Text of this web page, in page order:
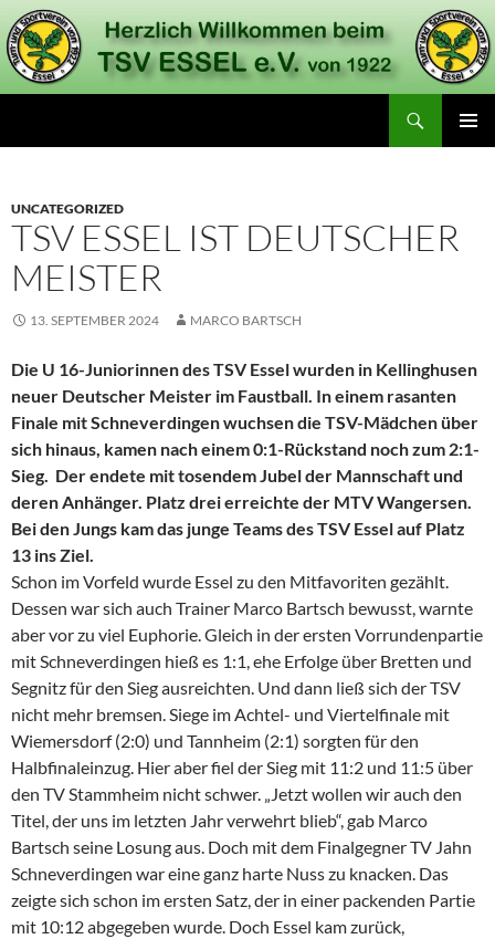
Zum
Inhalt
springen
UNCATEGORIZED
TSV ESSEL IST DEUTSCHER
MEISTER
13. SEPTEMBER 2024 MARCO BARTSCH
Die U 16-Juniorinnen des TSV Essel wurden in Kellinghusen
neuer Deutscher Meister im Faustball. In einem rasanten
Finale mit Schneverdingen wuchsen die TSV-Mädchen über
sich hinaus, kamen nach einem 0:1-Rückstand noch zum 2:1-
Sieg. Der endete mit tosendem Jubel der Mannschaft und
deren Anhänger. Platz drei erreichte der MTV Wangersen.
Bei den Jungs kam das junge Teams des TSV Essel auf Platz
13 ins Ziel.
Schon im Vorfeld wurde Essel zu den Mitfavoriten gezählt.
Dessen war sich auch Trainer Marco Bartsch bewusst, warnte
aber vor zu viel Euphorie. Gleich in der ersten Vorrundenpartie
mit Schneverdingen hieß es 1:1, ehe Erfolge über Bretten und
Segnitz für den Sieg ausreichten. Und dann ließ sich der TSV
nicht mehr bremsen. Siege im Achtel- und Viertelfinale mit
Wiemersdorf (2:0) und Tannheim (2:1) sorgten für den
Halbfinaleinzug. Hier aber fiel der Sieg mit 11:2 und 11:5 über
den TV Stammheim nicht schwer. „Jetzt wollen wir auch den
Titel, der uns im letzten Jahr verwehrt blieb“, gab Marco
Bartsch seine Losung aus. Doch mit dem Finalgegner TV Jahn
Schneverdingen war eine ganz harte Nuss zu knacken. Das
zeigte sich schon im ersten Satz, der in einer packenden Partie
mit 10:12 abgegeben wurde. Doch Essel kam zurück,